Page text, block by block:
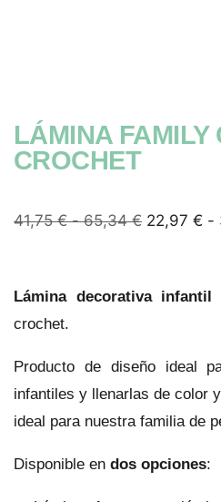
LÁMINA
CROCHET
41,75€ - 65,34€ 22,97 € -
Lámina decorativa infantil
crochet.
Producto de diseño ideal
infantiles y llenarlas de color
ideal para nuestra familia de
Disponible en dos opciones: